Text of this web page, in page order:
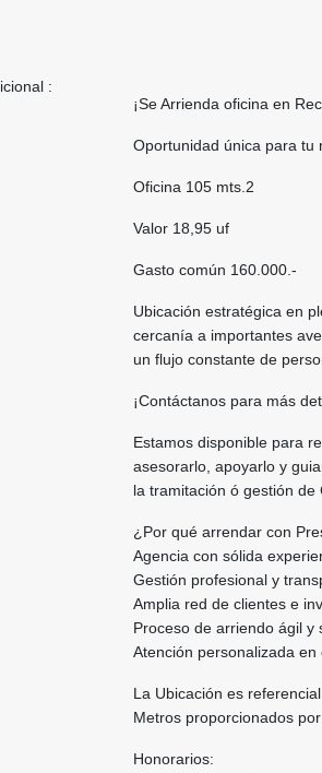
:
¡Se Arrienda oficina en
Oportunidad única para tu
Oficina 105 mts.2
Valor 18,95 uf
Gasto común 160.000.-
Ubicación estratégica en
cercanía a importantes
un flujo constante de
¡Contáctanos para más
Estamos disponible para
asesorarlo, apoyarlo y
la tramitación ó gestión
¿Por qué arrendar con
Agencia con sólida
Gestión profesional y
Amplia red de clientes e
Proceso de arriendo ágil y
Atención personalizada en
La Ubicación es referencial
Metros proporcionados
Honorarios: